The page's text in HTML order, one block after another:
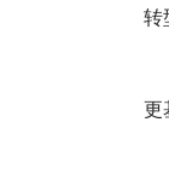
转
更